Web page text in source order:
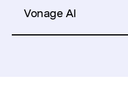
Vonage AI